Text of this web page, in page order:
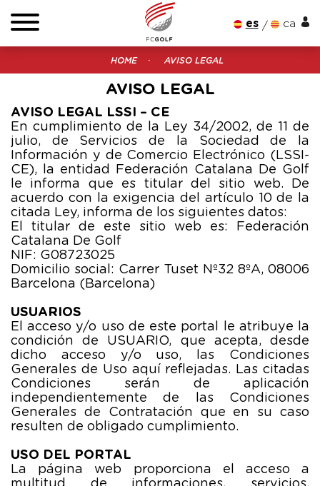
es ca
HOME AVISO LEGAL
AVISO LEGAL
AVISO LEGAL LSSI – CE
En cumplimiento de la Ley 34/2002, de 11 de
julio, de Servicios de la Sociedad de la
Información y de Comercio Electrónico (LSSI-
CE), la entidad Federación Catalana De Golf
le informa que es titular del sitio web. De
acuerdo con la exigencia del artículo 10 de la
citada Ley, informa de los siguientes datos:
El titular de este sitio web es: Federación
Catalana De Golf
NIF: G08723025
Domicilio social: Carrer Tuset Nº32 8ºA, 08006
Barcelona (Barcelona)
USUARIOS
El acceso y/o uso de este portal le atribuye la
condición de USUARIO, que acepta, desde
dicho acceso y/o uso, las Condiciones
Generales de Uso aquí reflejadas. Las citadas
Condiciones serán de aplicación
independientemente de las Condiciones
Generales de Contratación que en su caso
resulten de obligado cumplimiento.
USO DEL PORTAL
La página web proporciona el acceso a